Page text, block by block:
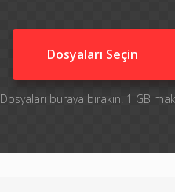
Dosyaları Seçin
Dosyaları buraya bırakın. 1 GB